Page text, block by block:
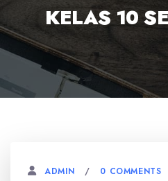
KELAS 10
ADMIN 0 COMMENTS